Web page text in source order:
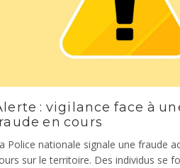
: vigilance face à
en cours
Police nationale signale une fraude
sur le territoire. Des individus se